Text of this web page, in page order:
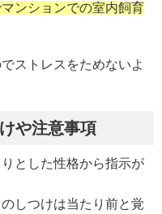
ンションでの室内飼育
ストレスをためないよ
や注意事項
とした性格から指示が
しつけは当たり前と覚